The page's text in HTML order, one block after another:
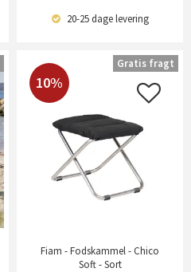
20-25 dagelevering
10%
Fiam - Fodskammel - Chico
Soft - Sort
Gratis fragt